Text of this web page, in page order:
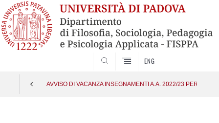
ENG
AVVISO DI VACANZA INSEGNAMENTI A.A. 2022/23 PER